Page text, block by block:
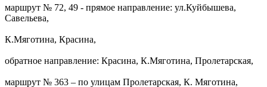
маршрут № 72, 49 - прямое направление: ул.Куйбышева,
Савельева,
К.Мяготина, Красина,
обратное направление: Красина, К.Мяготина, Пролетарская,
маршрут № 363 – по улицам Пролетарская, К. Мяготина,